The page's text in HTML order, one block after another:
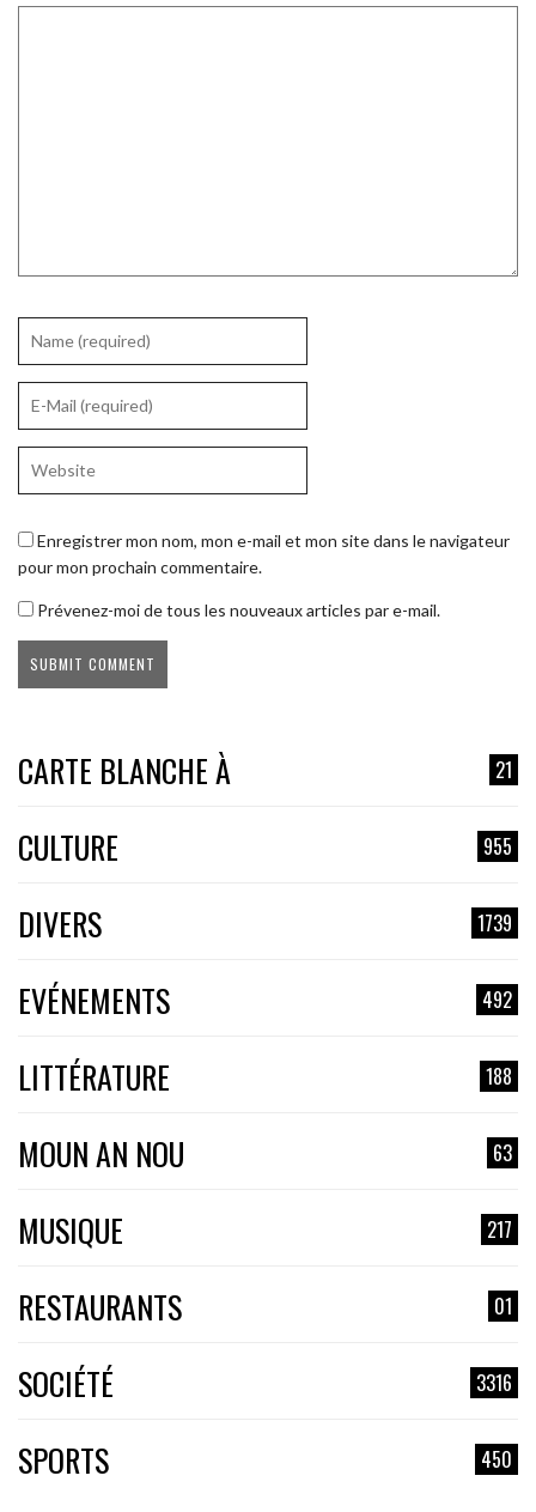
Enregistrer mon nom, mon e-mail et mon site dans le navigateur
pour mon prochain commentaire.
Prévenez-moi de tous les nouveaux articles par e-mail.
CARTE BLANCHE À 21
CULTURE 955
DIVERS 1739
EVÉNEMENTS 492
LITTÉRATURE 188
MOUN AN NOU 63
MUSIQUE 217
RESTAURANTS 01
SOCIÉTÉ 3316
SPORTS 450